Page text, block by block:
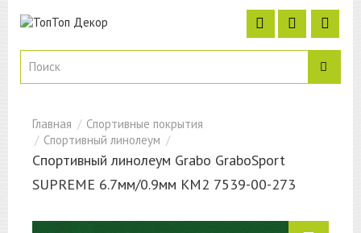
Спортивные покрытия
Спортивный линолеум
Спортивный линолеум Grabo GraboSport
SUPREME 6.7мм/0.9мм КМ2 7539-00-273